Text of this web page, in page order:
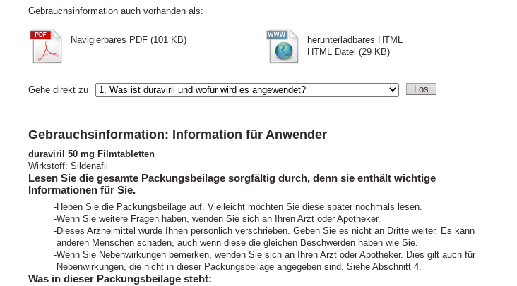
Gebrauchsinformation auch vorhanden als:
Navigierbares PDF (101 KB)
herunterladbares HTML
HTML Datei (29 KB)
Gehe direkt zu
Gebrauchsinformation: Information für Anwender
duraviril 50 mg Filmtabletten
Wirkstoff: Sildenafil
Lesen Sie die gesamte Packungsbeilage sorgfältig durch, denn sie enthält wichtige
Informationen für Sie.
Heben Sie die Packungsbeilage auf. Vielleicht möchten Sie diese später nochmals lesen.
Wenn Sie weitere Fragen haben, wenden Sie sich an Ihren Arzt oder Apotheker.
Dieses Arzneimittel wurde Ihnen persönlich verschrieben. Geben Sie es nicht an Dritte weiter. Es kann
anderen Menschen schaden, auch wenn diese die gleichen Beschwerden haben wie Sie.
Wenn Sie Nebenwirkungen bemerken, wenden Sie sich an Ihren Arzt oder Apotheker. Dies gilt auch für
Nebenwirkungen, die nicht in dieser Packungsbeilage angegeben sind. Siehe Abschnitt 4.
Was in dieser Packungsbeilage steht: